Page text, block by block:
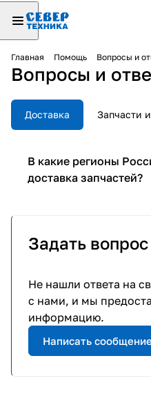
Главная Помощь Вопросы и
Вопросы и
Доставка Запчасти
В какие регионы
доставка запчастей?
Задать вопрос
Не нашли ответа на
с нами, и мы
информацию.
Написать сообщение